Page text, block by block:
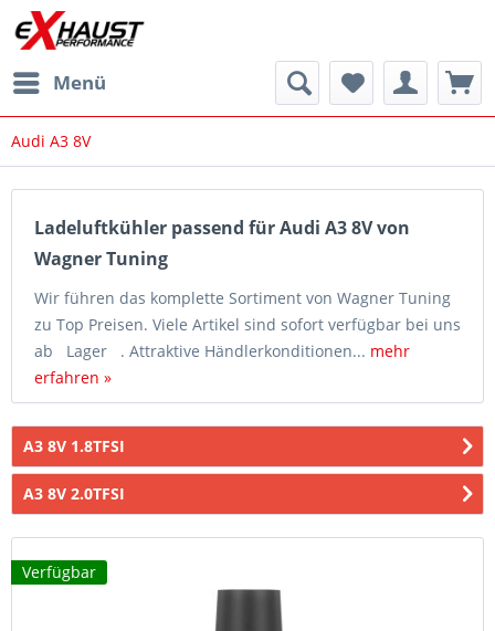
Menü
Audi A3 8V
Ladeluftkühler passend für Audi A3 8V von
Wagner Tuning
Wir führen das komplette Sortiment von Wagner Tuning
zu Top Preisen. Viele Artikel sind sofort verfügbar bei uns
ab Lager . Attraktive Händlerkonditionen... mehr
erfahren »
A3 8V 1.8TFSI
A3 8V 2.0TFSI
Verfügbar